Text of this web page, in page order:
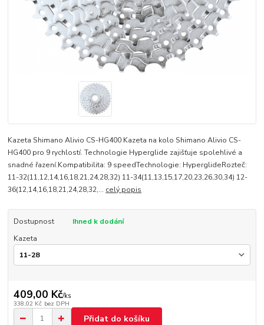
Kazeta Shimano Alivio CS-HG400 Kazeta na kolo Shimano Alivio CS-
HG400 pro 9 rychlostí. Technologie Hyperglide zajišťuje spolehlivé a
snadné řazení.Kompatibilita: 9 speedTechnologie: HyperglideRozteč:
11-32(11,12,14,16,18,21,24,28,32) 11-34(11,13,15,17,20,23,26,30,34) 12-
36(12,14,16,18,21,24,28,32,... celý popis
Dostupnost
Ihned k dodání
Kazeta
409,00 Kč/ks
338,02 Kč bez DPH
Přidat do košíku